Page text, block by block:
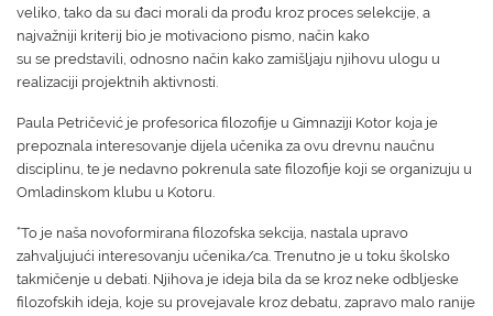
veliko, tako da su đaci morali da prođu kroz proces selekcije, a
najvažniji kriterij bio je motivaciono pismo, način kako
su se predstavili, odnosno način kako zamišljaju njihovu ulogu u
realizaciji projektnih aktivnosti.
Paula Petričević je profesorica filozofije u Gimnaziji Kotor koja je
prepoznala interesovanje dijela učenika za ovu drevnu naučnu
disciplinu, te je nedavno pokrenula sate filozofije koji se organizuju u
Omladinskom klubu u Kotoru.
“To je naša novoformirana filozofska sekcija, nastala upravo
zahvaljujući interesovanju učenika/ca. Trenutno je u toku školsko
takmičenje u debati. Njihova je ideja bila da se kroz neke odbljeske
filozofskih ideja, koje su provejavale kroz debatu, zapravo malo ranije